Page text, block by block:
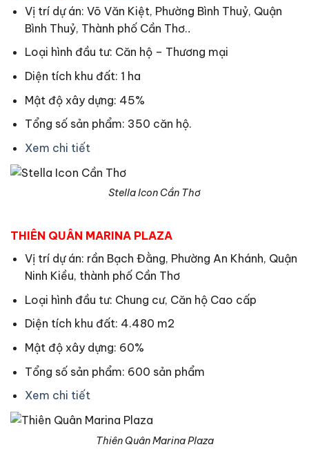
Vị trí dự án: Võ Văn Kiệt, Phường Bình Thuỷ, Quận
Bình Thuỷ, Thành phố Cần Thơ..
Loại hình đầu tư: Căn hộ – Thương mại
Diện tích khu đất: 1 ha
Mật độ xây dựng: 45%
Tổng số sản phẩm: 350 căn hộ.
Xem chi tiết
Stella Icon Cần Thơ
THIÊN QUÂN MARINA PLAZA
Vị trí dự án: rần Bạch Đằng, Phường An Khánh, Quận
Ninh Kiều, thành phố Cần Thơ
Loại hình đầu tư: Chung cư, Căn hộ Cao cấp
Diện tích khu đất: 4.480 m2
Mật độ xây dựng: 60%
Tổng số sản phẩm: 600 sản phẩm
Xem chi tiết
Thiên Quân Marina Plaza